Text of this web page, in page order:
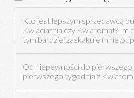
Kto jest lepszym sprzedawcą
Kwiaciarnia czy Kwiatomat? Im
tym bardziej zaskakuje mnie
Od niepewności do
pierwszego tygodnia z